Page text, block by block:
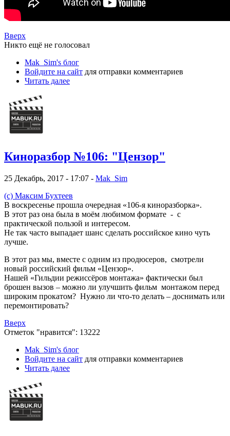
Вверх
Никто ещё не голосовал
Mak_Sim's блог
Войдите на сайт для отправки комментариев
Читать далее
Киноразбор №106: "Цензор"
25 Декабрь, 2017 - 17:07 - Mak_Sim
(c) Максим Бухтеев
В воскресенье прошла очередная «106-я киноразборка».
В этот раз она была в моём любимом формате - с
практической пользой и интересом.
Не так часто выпадает шанс сделать российское кино чуть
лучше.
В этот раз мы, вместе с одним из продюсеров, смотрели
новый российский фильм «Цензор».
Нашей «Гильдии режиссёров монтажа» фактически был
брошен вызов – можно ли улучшить фильм монтажом перед
широким прокатом? Нужно ли что-то делать – доснимать или
перемонтировать?
Вверх
Отметок "нравится": 13222
Mak_Sim's блог
Войдите на сайт для отправки комментариев
Читать далее